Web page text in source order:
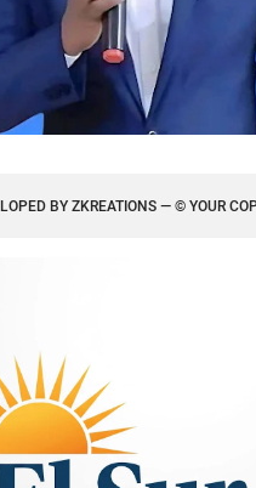
BY ZKREATIONS— © YOUR